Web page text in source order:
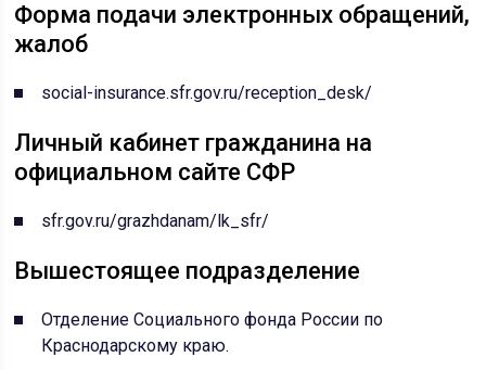
Форма подачи электронных обращений,
жалоб
social-insurance.sfr.gov.ru/reception_desk/
Личный кабинет гражданина на
официальном сайте СФР
sfr.gov.ru/grazhdanam/lk_sfr/
Вышестоящее подразделение
Отделение Социального фонда России по
Краснодарскому краю.